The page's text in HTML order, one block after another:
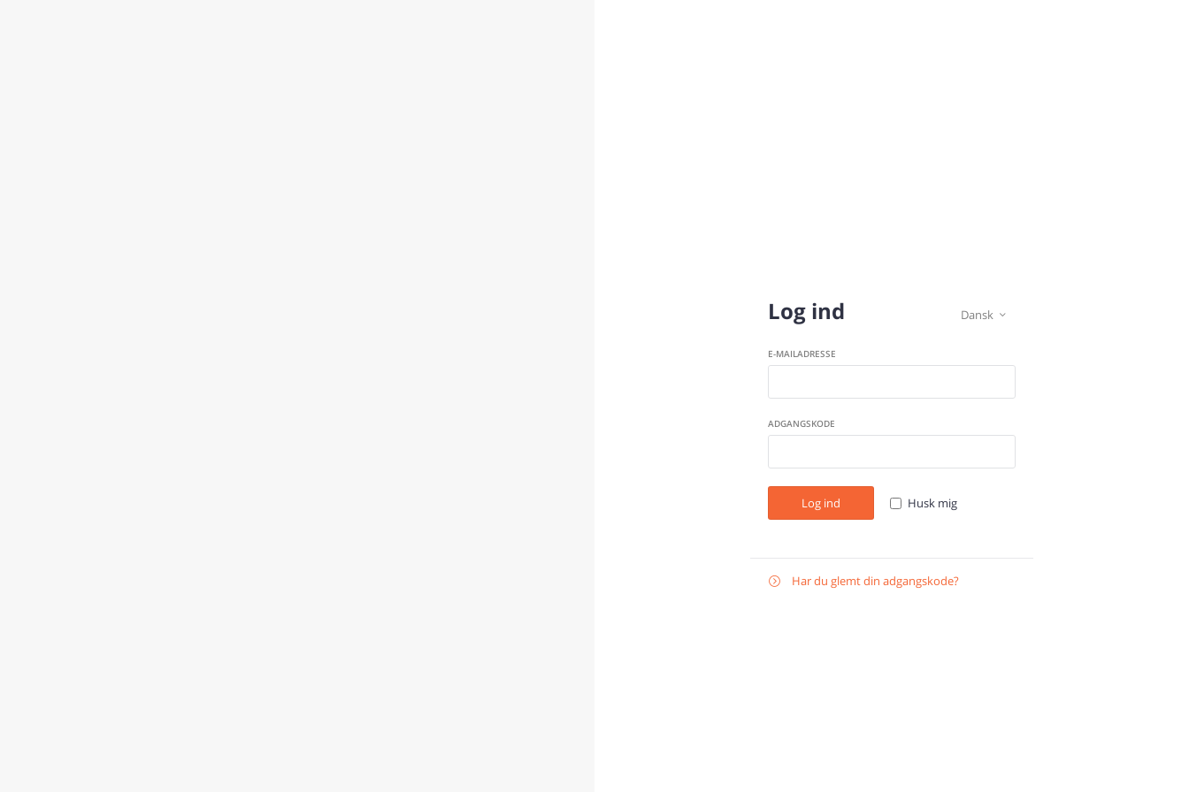
Dansk 
Log ind
E-MAILADRESSE
ADGANGSKODE
Log ind Husk mig
 Har du glemt din adgangskode?